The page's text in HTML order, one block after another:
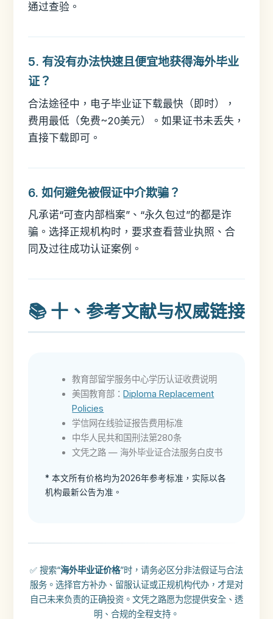
通过查验。
5. 有没有办法快速且便宜地获得海外毕业
证？
合法途径中，电子毕业证下载最快（即时），
费用最低（免费~20美元）。如果证书未丢失，
直接下载即可。
6. 如何避免被假证中介欺骗？
凡承诺“可查内部档案”、“永久包过”的都是诈
骗。选择正规机构时，要求查看营业执照、合
同及过往成功认证案例。
📚 十、参考文献与权威链接
教育部留学服务中心学历认证收费说明
美国教育部：Diploma Replacement
Policies
学信网在线验证报告费用标准
中华人民共和国刑法第280条
文凭之路 — 海外毕业证合法服务白皮书
* 本文所有价格均为2026年参考标准，实际以各
机构最新公告为准。
✅ 搜索“海外毕业证价格”时，请务必区分非法假证与合法
服务。选择官方补办、留服认证或正规机构代办，才是对
自己未来负责的正确投资。文凭之路愿为您提供安全、透
明、合规的全程支持。